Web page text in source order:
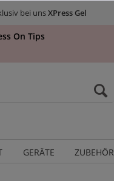
bei unsXPress Gel
On Tips
GERÄTE ZUBEHÖR